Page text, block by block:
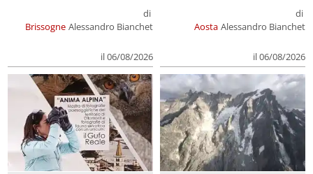
Brissogne
di
Alessandro Bianchet
il 06/08/2026
Aosta
di
Alessandro Bianchet
il 06/08/2026